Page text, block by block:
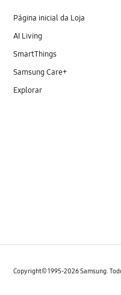
Página inicial da Loja
AI Living
SmartThings
Samsung Care+
Explorar
Copyright© 1995-2026 Samsung.